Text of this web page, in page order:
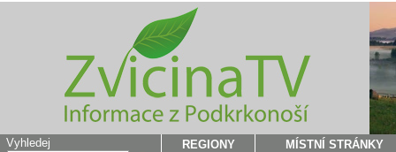
Vyhledej REGIONY MÍSTNÍ STRÁNKY